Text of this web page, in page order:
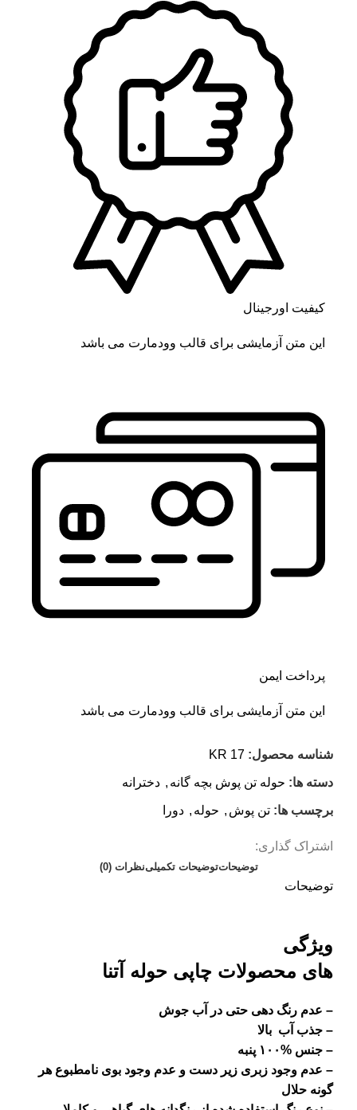
کیفیت اورجینال
این متن آزمایشی برای قالب وودمارت می باشد
پرداخت ایمن
این متن آزمایشی برای قالب وودمارت می باشد
شناسه محصول: KR 17
دسته ها: حوله تن پوش بچه گانه , دخترانه
برچسب ها: تن پوش , حوله , دورا
اشتراک گذاری:
توضیحاتتوضیحات تکمیلینظرات (0)
توضیحات
ویژگی
های محصولات چاپی حوله آتنا
– عدم رنگ دهی حتی در آب جوش
– جذب آب بالا
– جنس %۱۰۰ پنبه
– عدم وجود زبری زیر دست و عدم وجود بوی نامطبوع هر
گونه حلال